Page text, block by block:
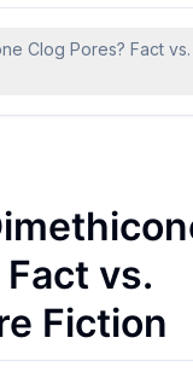
Clog Pores? Fact
vs.
Fiction